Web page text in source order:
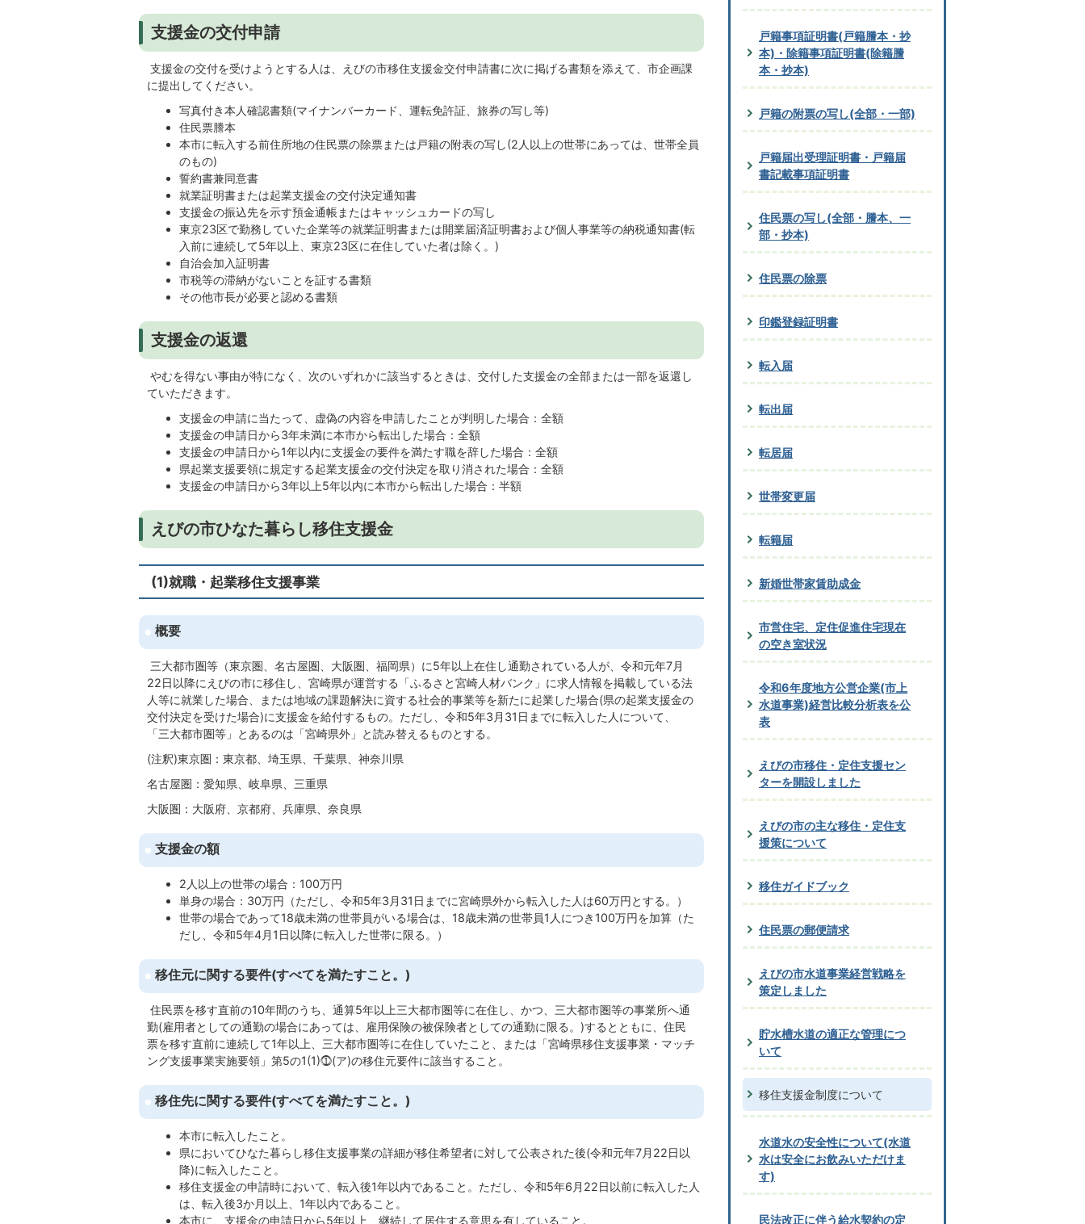
支援金の交付申請
支援金の交付を受けようとする人は、えびの市移住支援金交付申請書に次に掲げる書類を添えて、市企画課
に提出してください。
写真付き本人確認書類(マイナンバーカード、運転免許証、旅券の写し等)
住民票謄本
本市に転入する前住所地の住民票の除票または戸籍の附表の写し(2人以上の世帯にあっては、世帯全員
のもの)
誓約書兼同意書
就業証明書または起業支援金の交付決定通知書
支援金の振込先を示す預金通帳またはキャッシュカードの写し
東京23区で勤務していた企業等の就業証明書または開業届済証明書および個人事業等の納税通知書(転
入前に連続して5年以上、東京23区に在住していた者は除く。)
自治会加入証明書
市税等の滞納がないことを証する書類
その他市長が必要と認める書類
支援金の返還
やむを得ない事由が特になく、次のいずれかに該当するときは、交付した支援金の全部または一部を返還し
ていただきます。
支援金の申請に当たって、虚偽の内容を申請したことが判明した場合：全額
支援金の申請日から3年未満に本市から転出した場合：全額
支援金の申請日から1年以内に支援金の要件を満たす職を辞した場合：全額
県起業支援要領に規定する起業支援金の交付決定を取り消された場合：全額
支援金の申請日から3年以上5年以内に本市から転出した場合：半額
えびの市ひなた暮らし移住支援金
(1)就職・起業移住支援事業
概要
三大都市圏等（東京圏、名古屋圏、大阪圏、福岡県）に5年以上在住し通勤されている人が、令和元年7月
22日以降にえびの市に移住し、宮崎県が運営する「ふるさと宮崎人材バンク」に求人情報を掲載している法
人等に就業した場合、または地域の課題解決に資する社会的事業等を新たに起業した場合(県の起業支援金の
交付決定を受けた場合)に支援金を給付するもの。ただし、令和5年3月31日までに転入した人について、
「三大都市圏等」とあるのは「宮崎県外」と読み替えるものとする。
(注釈)東京圏：東京都、埼玉県、千葉県、神奈川県
名古屋圏：愛知県、岐阜県、三重県
大阪圏：大阪府、京都府、兵庫県、奈良県
支援金の額
2人以上の世帯の場合：100万円
単身の場合：30万円（ただし、令和5年3月31日までに宮崎県外から転入した人は60万円とする。）
世帯の場合であって18歳未満の世帯員がいる場合は、18歳未満の世帯員1人につき100万円を加算（た
だし、令和5年4月1日以降に転入した世帯に限る。）
移住元に関する要件(すべてを満たすこと。)
住民票を移す直前の10年間のうち、通算5年以上三大都市圏等に在住し、かつ、三大都市圏等の事業所へ通
勤(雇用者としての通勤の場合にあっては、雇用保険の被保険者としての通勤に限る。)するとともに、住民
票を移す直前に連続して1年以上、三大都市圏等に在住していたこと、または「宮崎県移住支援事業・マッチ
ング支援事業実施要領」第5の1(1)⓵(ア)の移住元要件に該当すること。
移住先に関する要件(すべてを満たすこと。)
本市に転入したこと。
県においてひなた暮らし移住支援事業の詳細が移住希望者に対して公表された後(令和元年7月22日以
降)に転入したこと。
移住支援金の申請時において、転入後1年以内であること。ただし、令和5年6月22日以前に転入した人
は、転入後3か月以上、1年以内であること。
本市に、支援金の申請日から5年以上、継続して居住する意思を有していること。
戸籍事項証明書(戸籍謄本・抄
本)・除籍事項証明書(除籍謄
本・抄本)
戸籍の附票の写し(全部・一部)
戸籍届出受理証明書・戸籍届
書記載事項証明書
住民票の写し(全部・謄本、一
部・抄本)
住民票の除票
印鑑登録証明書
転入届
転出届
転居届
世帯変更届
転籍届
新婚世帯家賃助成金
市営住宅、定住促進住宅現在
の空き室状況
令和6年度地方公営企業(市上
水道事業)経営比較分析表を公
表
えびの市移住・定住支援セン
ターを開設しました
えびの市の主な移住・定住支
援策について
移住ガイドブック
住民票の郵便請求
えびの市水道事業経営戦略を
策定しました
貯水槽水道の適正な管理につ
いて
移住支援金制度について
水道水の安全性について(水道
水は安全にお飲みいただけま
す)
民法改正に伴う給水契約の定